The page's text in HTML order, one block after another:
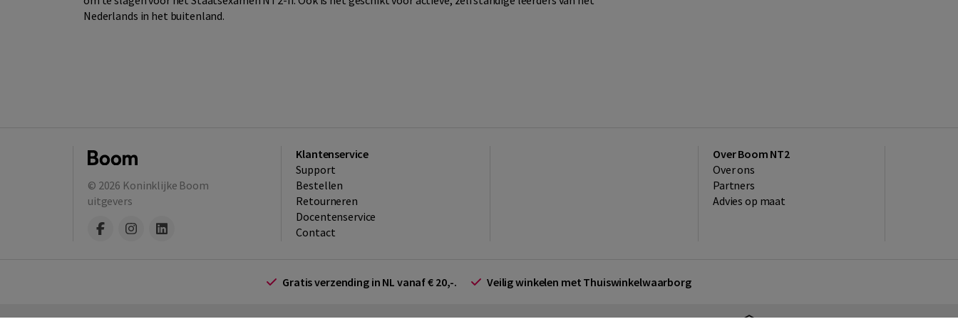
Nederlands in het buitenland.
© 2026 Koninklijke Boom
uitgevers
Klantenservice
Support
Bestellen
​Retourneren
Docentenservice
Contact
Over Boom NT2
Over ons
Partners
Advies op maat
Gratis verzending in NL vanaf € 20,-. Veilig winkelen met Thuiswinkelwaarborg